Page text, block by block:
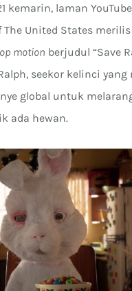
kemarin, laman
The United States
motion berjudul “Save
seekor kelinci yang
global untuk
ada hewan.